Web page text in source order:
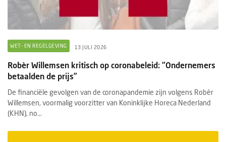
WET- EN REGELGEVING 13 JULI 2026
Robèr Willemsen kritisch op coronabeleid: “Ondernemers
betaalden de prijs”
De financiële gevolgen van de coronapandemie zijn volgens Robèr
Willemsen, voormalig voorzitter van Koninklijke Horeca Nederland
(KHN), no...